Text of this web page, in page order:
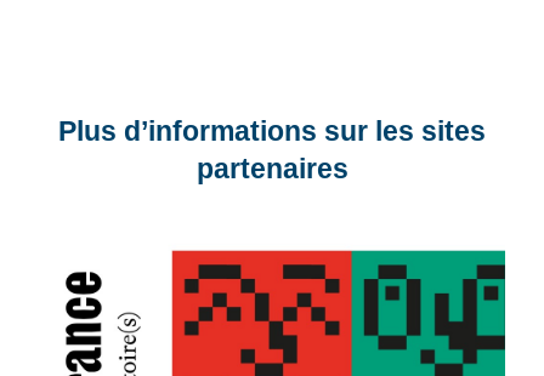
Plus d’informations sur les sites
partenaires